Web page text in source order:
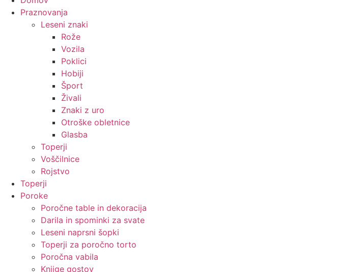
Praznovanja
Leseni znaki
Rože
Vozila
Poklici
Hobiji
Šport
Živali
Znaki z uro
Otroške obletnice
Glasba
Toperji
Voščilnice
Rojstvo
Toperji
Poroke
Poročne table in dekoracija
Darila in spominki za svate
Leseni naprsni šopki
Toperji za poročno torto
Poročna vabila
Knjige gostov